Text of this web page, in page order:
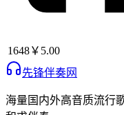
1648￥5.00
先锋伴奏网
海量国内外高音质流行